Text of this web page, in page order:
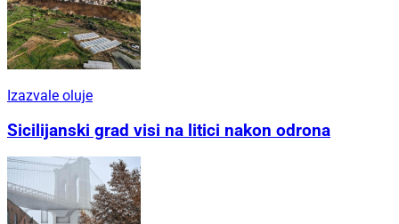
Izazvale oluje
Sicilijanski grad visi na litici nakon odrona